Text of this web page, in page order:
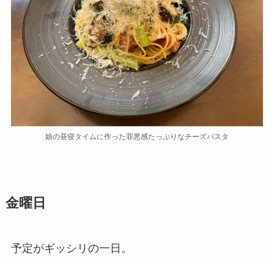
娘の昼寝タイムに作った罪悪感たっぷりなチーズパスタ
金曜日
予定がギッシリの一日。